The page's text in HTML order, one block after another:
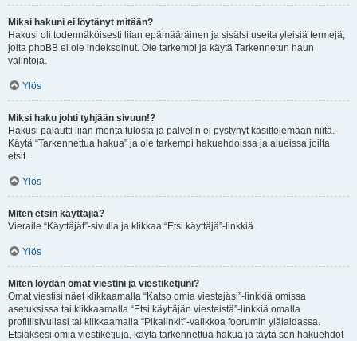
Miksi hakuni ei löytänyt mitään?
Hakusi oli todennäköisesti liian epämääräinen ja sisälsi useita yleisiä termejä,
joita phpBB ei ole indeksoinut. Ole tarkempi ja käytä Tarkennetun haun
valintoja.
Ylös
Miksi haku johti tyhjään sivuun!?
Hakusi palautti liian monta tulosta ja palvelin ei pystynyt käsittelemään niitä.
Käytä “Tarkennettua hakua” ja ole tarkempi hakuehdoissa ja alueissa joilta
etsit.
Ylös
Miten etsin käyttäjiä?
Vieraile “Käyttäjät”-sivulla ja klikkaa “Etsi käyttäjä”-linkkiä.
Ylös
Miten löydän omat viestini ja viestiketjuni?
Omat viestisi näet klikkaamalla “Katso omia viestejäsi”-linkkiä omissa
asetuksissa tai klikkaamalla “Etsi käyttäjän viesteistä”-linkkiä omalla
profiilisivullasi tai klikkaamalla “Pikalinkit”-valikkoa foorumin ylälaidassa.
Etsiäksesi omia viestiketjuja, käytä tarkennettua hakua ja täytä sen hakuehdot